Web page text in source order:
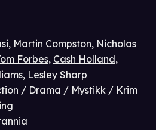
, Martin Compston, Nicholas
Forbes, Cash Holland,
, Lesley Sharp
/ Drama / Mystikk / Krim